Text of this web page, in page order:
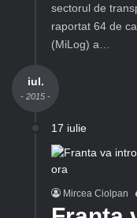
sectorul de
raportat 64 de
(MiLog) a…
iul.
- 2015 -
17 iulie
Mircea Ciolpan